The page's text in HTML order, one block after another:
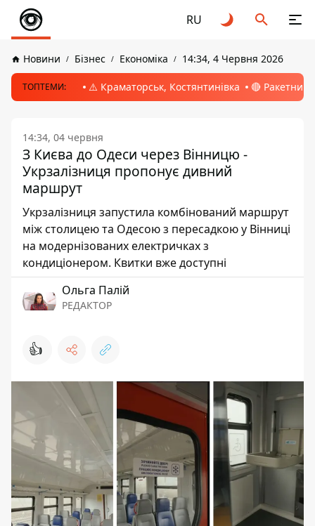
RU
Новини Бізнес Економіка 14:34, 4 Червня 2026
ТОПТЕМИ: ⚠️ Краматорськ, Костянтинівка 🔴 Ракетний
14:34, 04 червня
З Києва до Одеси через Вінницю -
Укрзалізниця пропонує дивний
маршрут
Укрзалізниця запустила комбінований маршрут
між столицею та Одесою з пересадкою у Вінниці
на модернізованих електричках з
кондиціонером. Квитки вже доступні
Ольга Палій
РЕДАКТОР
👍